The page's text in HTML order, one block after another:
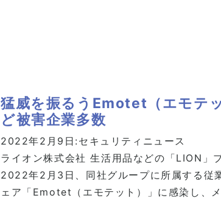
猛威を振るうEmotet（エモテ
ど被害企業多数
2022年2月9日: セキュリティニュース
ライオン株式会社 生活用品などの「LION」
2022年2月3日、同社グループに所属する従
ェア「Emotet（エモテット）」に感染し、